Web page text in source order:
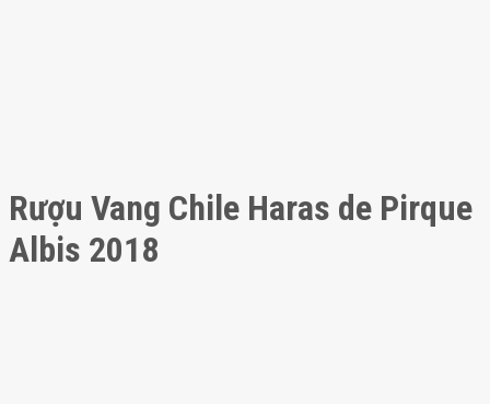
Rượu Vang Chile Haras de Pirque
Albis 2018